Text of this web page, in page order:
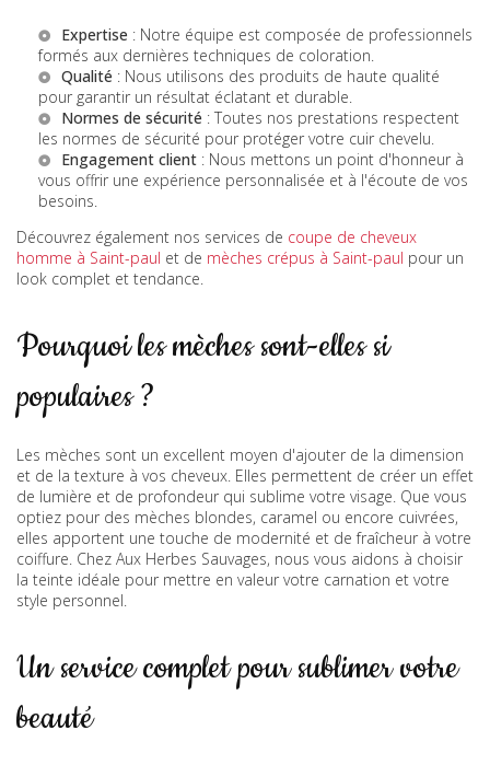
Expertise : Notre équipe est composée de professionnels
formés aux dernières techniques de coloration.
Qualité : Nous utilisons des produits de haute qualité
pour garantir un résultat éclatant et durable.
Normes de sécurité : Toutes nos prestations respectent
les normes de sécurité pour protéger votre cuir chevelu.
Engagement client : Nous mettons un point d'honneur à
vous offrir une expérience personnalisée et à l'écoute de vos
besoins.
Découvrez également nos services de coupe de cheveux
homme à Saint-paul et de mèches crépus à Saint-paul pour un
look complet et tendance.
Pourquoi les mèches sont-elles si
populaires ?
Les mèches sont un excellent moyen d'ajouter de la dimension
et de la texture à vos cheveux. Elles permettent de créer un effet
de lumière et de profondeur qui sublime votre visage. Que vous
optiez pour des mèches blondes, caramel ou encore cuivrées,
elles apportent une touche de modernité et de fraîcheur à votre
coiffure. Chez Aux Herbes Sauvages, nous vous aidons à choisir
la teinte idéale pour mettre en valeur votre carnation et votre
style personnel.
Un service complet pour sublimer votre
beauté